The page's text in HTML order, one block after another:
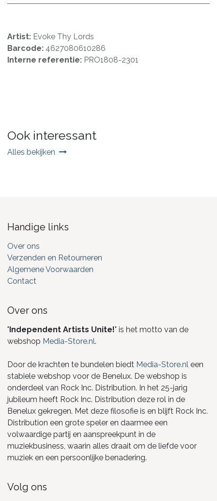
Artist: Evoke Thy Lords
Barcode: 4627080610286
Interne referentie: PRO1808-2301
Ook interessant
Alles bekijken
Handige links
Over ons
Verzenden en Retourneren
Algemene Voorwaarden
Contact
Over ons
"Independent Artists Unite!" is het motto van de
webshop Media-Store.nl.
Door de krachten te bundelen biedt Media-Store.nl een
stabiele webshop voor de Benelux. De webshop is
onderdeel van Rock Inc. Distribution. In het 25-jarig
jubileum heeft Rock Inc. Distribution deze rol in de
Benelux gekregen. Met deze filosofie is en blijft Rock Inc.
Distribution een grote speler en daarmee een
volwaardige partij en aanspreekpunt in de
muziekbusiness, waarin alles draait om de liefde voor
muziek en een persoonlijke benadering.
Volg ons